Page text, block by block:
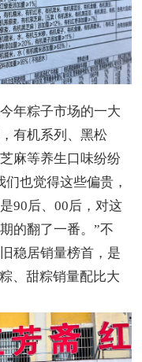
年粽子市场的一大
有机系列、黑松
麻等养生口味纷纷
也觉得这些偏贵，
90后、00后，对这
的翻了一番。”不
稳居销量榜首，是
、甜粽销量配比大